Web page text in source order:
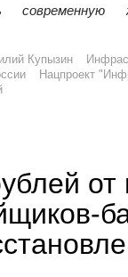
современную
округе
Купызин
Нацпроект
от